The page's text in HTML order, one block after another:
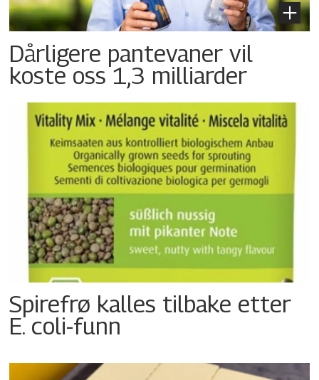
Dårligere pantevaner vil
koste oss 1,3 milliarder
Spirefrø kalles tilbake etter
E. coli-funn